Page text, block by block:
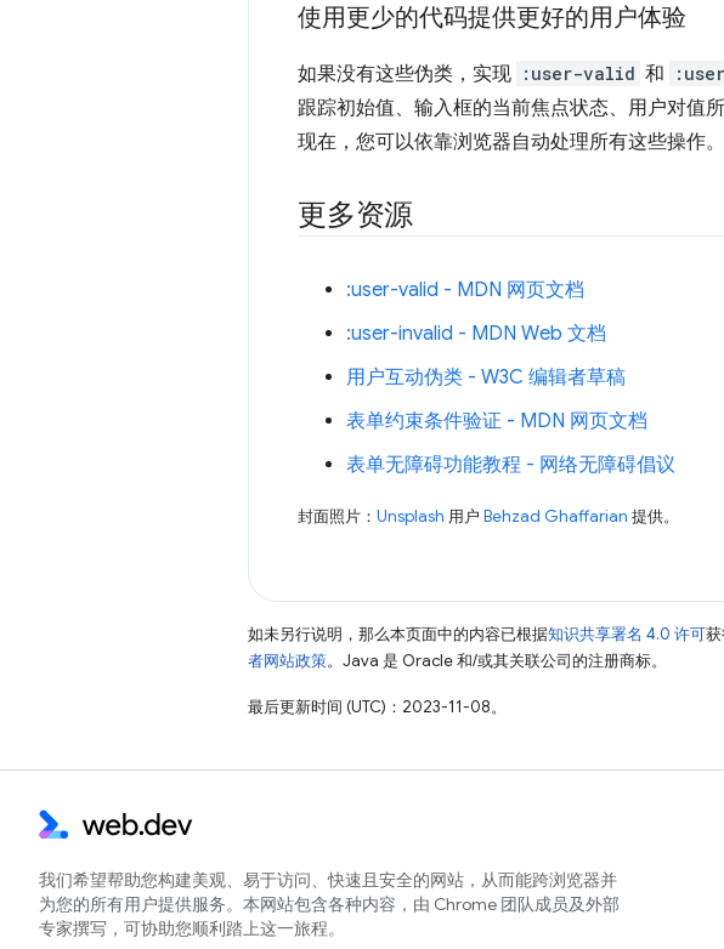
使用更少的代码提供更好的用户体验
如果没有这些伪类，实现 :user-valid 和
跟踪初始值、输入框的当前焦点状态、用户对值
现在，您可以依靠浏览器自动处理所有这些操作。
更多资源
:user-valid - MDN 网页文档
:user-invalid - MDN Web 文档
用户互动伪类 - W3C 编辑者草稿
表单约束条件验证 - MDN 网页文档
表单无障碍功能教程 - 网络无障碍倡议
封面照片： Unsplash 用户 Behzad Ghaffarian 提供。
如未另行说明，那么本页面中的内容已根据知识共享署名 4.0 许可
者网站政策。Java 是 Oracle 和/或其关联公司的注册商标。
最后更新时间 (UTC)：2023-11-08。
我们希望帮助您构建美观、易于访问、快速且安全的网站，从而能跨浏览器并
为您的所有用户提供服务。本网站包含各种内容，由 Chrome 团队成员及外部
专家撰写，可协助您顺利踏上这一旅程。